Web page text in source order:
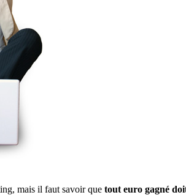
mais il faut savoir que tout euro gagné